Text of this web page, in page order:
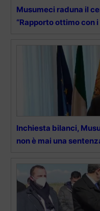
Musumeci raduna il
“Rapporto ottimo con
Inchiesta bilanci,
non è mai una